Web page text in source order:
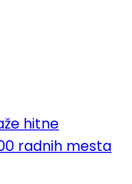
hitne
radnih mesta